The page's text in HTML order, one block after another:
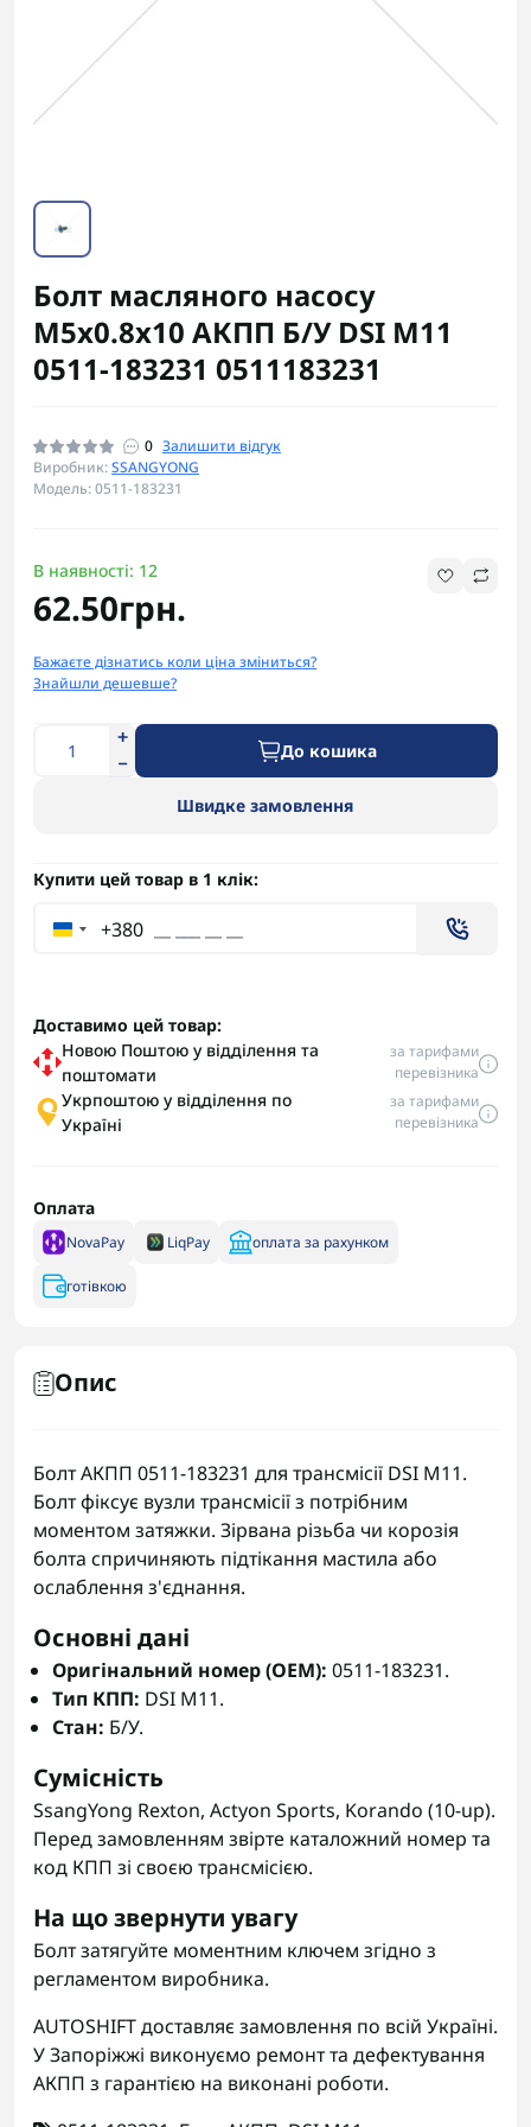
Болт масляного насосу
М5x0.8x10 АКПП Б/У DSI M11
0511-183231 0511183231
0 Залишити відгук
Виробник:SSANGYONG
Модель: 0511-183231
В наявності: 12
62.50грн.
Бажаєте дізнатись коли ціна зміниться?
Знайшли дешевше?
До кошика
Швидке замовлення
Купити цей товар в 1 клік:
+380
Доставимо цей товар:
Новою Поштою у відділення та
поштомати
за тарифами
перевізника
Укрпоштою у відділення по
Україні
за тарифами
перевізника
Оплата
NovaPay LiqPay оплата за рахунком
готівкою
Опис
Болт АКПП 0511-183231 для трансмісії DSI M11.
Болт фіксує вузли трансмісії з потрібним
моментом затяжки. Зірвана різьба чи корозія
болта спричиняють підтікання мастила або
ослаблення з'єднання.
Основні дані
Оригінальний номер (OEM): 0511-183231.
Тип КПП: DSI M11.
Стан: Б/У.
Сумісність
SsangYong Rexton, Actyon Sports, Korando (10-up).
Перед замовленням звірте каталожний номер та
код КПП зі своєю трансмісією.
На що звернути увагу
Болт затягуйте моментним ключем згідно з
регламентом виробника.
AUTOSHIFT доставляє замовлення по всій Україні.
У Запоріжжі виконуємо ремонт та дефектування
АКПП з гарантією на виконані роботи.